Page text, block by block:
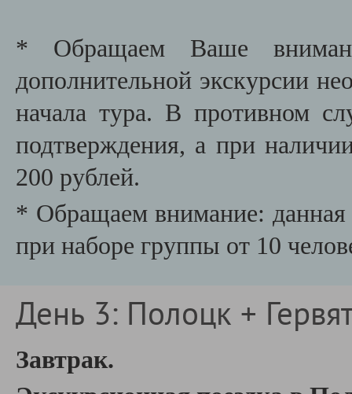
* Обращаем Ваше
дополнительной экскурсии
начала тура. В противном
подтверждения, а при
200 рублей.
* Обращаем внимание: данная
при наборе группы от 10
День 3: Полоцк +
Завтрак.